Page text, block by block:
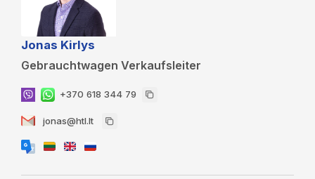
Jonas Kirlys
Gebrauchtwagen Verkaufsleiter
+370 618 344 79
jonas@htl.lt